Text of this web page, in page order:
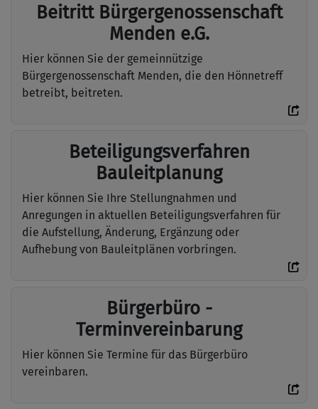
Beitritt Bürgergenossenschaft
Menden e.G.
Hier können Sie der gemeinnützige
Bürgergenossenschaft Menden, die den Hönnetreff
betreibt, beitreten.
Beteiligungsverfahren
Bauleitplanung
Hier können Sie Ihre Stellungnahmen und
Anregungen in aktuellen Beteiligungsverfahren für
die Aufstellung, Änderung, Ergänzung oder
Aufhebung von Bauleitplänen vorbringen.
Bürgerbüro -
Terminvereinbarung
Hier können Sie Termine für das Bürgerbüro
vereinbaren.